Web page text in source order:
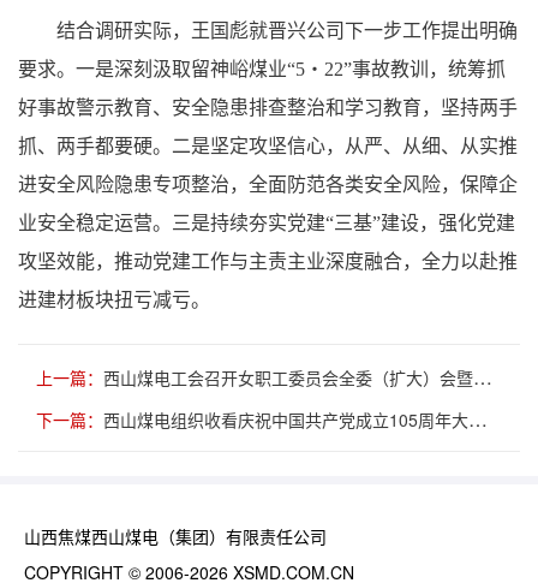
结合调研实际，王国彪就晋兴公司下一步工作提出明确
要求。一是深刻汲取留神峪煤业“5・22”事故教训，统筹抓
好事故警示教育、安全隐患排查整治和学习教育，坚持两手
抓、两手都要硬。二是坚定攻坚信心，从严、从细、从实推
进安全风险隐患专项整治，全面防范各类安全风险，保障企
业安全稳定运营。三是持续夯实党建“三基”建设，强化党建
攻坚效能，推动党建工作与主责主业深度融合，全力以赴推
进建材板块扭亏减亏。
上一篇： 西山煤电工会召开女职工委员会全委（扩大）会暨优秀案例交流会
下一篇： 西山煤电组织收看庆祝中国共产党成立105周年大会实况
山西焦煤西山煤电（集团）有限责任公司
COPYRIGHT © 2006-2026 XSMD.COM.CN